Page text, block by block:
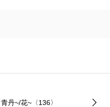
丹~/花~〈136〉